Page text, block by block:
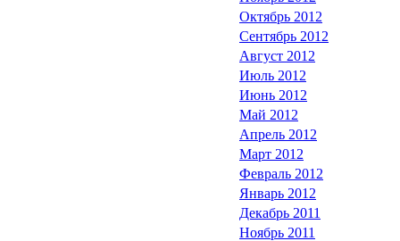
Октябрь 2012
Сентябрь 2012
Август 2012
Июль 2012
Июнь 2012
Май 2012
Апрель 2012
Март 2012
Февраль 2012
Январь 2012
Декабрь 2011
Ноябрь 2011